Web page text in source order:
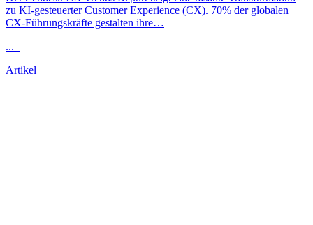
zu KI-gesteuerter Customer Experience (CX). 70% der globalen
CX-Führungskräfte gestalten ihre…
...
Artikel